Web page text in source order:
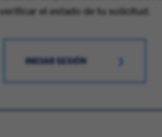
verificar el estado de tu solicitud.
INICIAR SESIÓN